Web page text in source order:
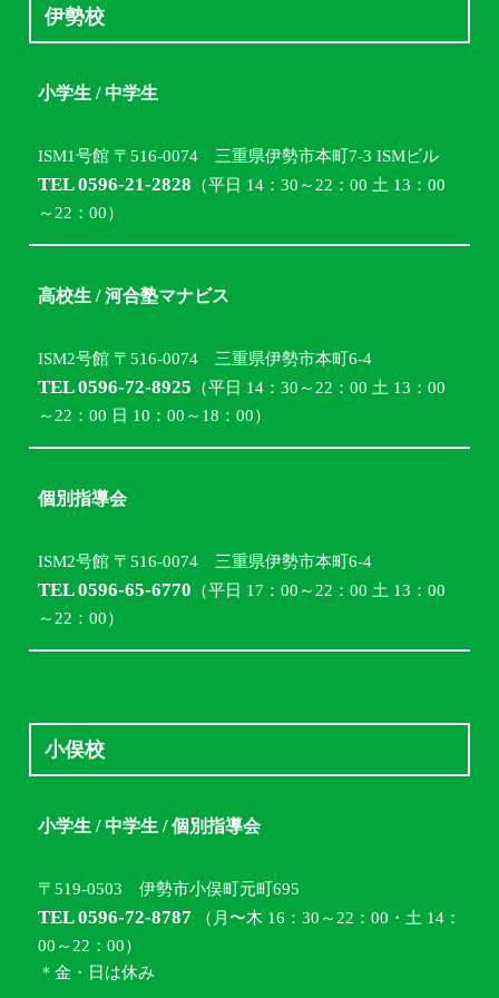
伊勢校
小学生 / 中学生
ISM1号館 〒516-0074 三重県伊勢市本町7-3 ISMビル
TEL 0596-21-2828 （平日 14：30～22：00 土 13：00
～22：00）
高校生 / 河合塾マナビス
ISM2号館 〒516-0074 三重県伊勢市本町6-4
TEL 0596-72-8925 （平日 14：30～22：00 土 13：00
～22：00 日 10：00～18：00）
個別指導会
ISM2号館 〒516-0074 三重県伊勢市本町6-4
TEL 0596-65-6770 （平日 17：00～22：00 土 13：00
～22：00）
小俣校
小学生 / 中学生 / 個別指導会
〒519-0503 伊勢市小俣町元町695
TEL 0596-72-8787 （月〜木 16：30～22：00・土 14：
00～22：00）
＊金・日は休み